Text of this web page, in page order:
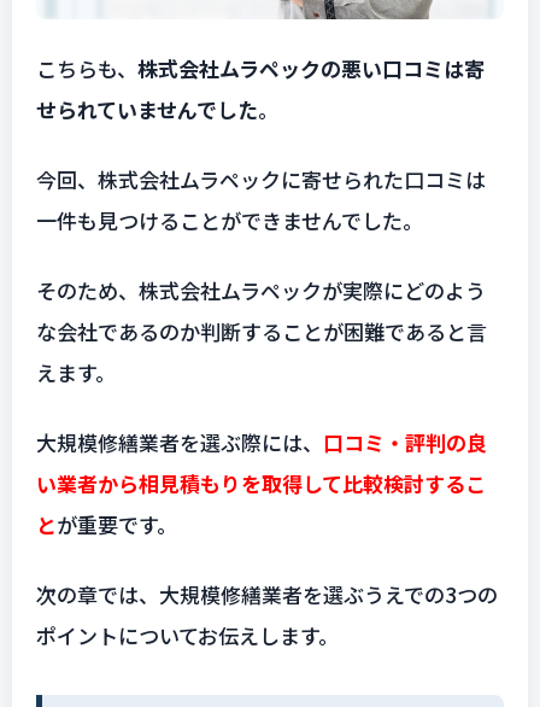
こちらも、 株式会社ムラペックの悪い口コミは寄
せられていませんでした。
今回、株式会社ムラペックに寄せられた口コミは
一件も見つけることができませんでした。
そのため、株式会社ムラペックが実際にどのよう
な会社であるのか判断することが困難であると言
えます。
大規模修繕業者を選ぶ際には、 口コミ・評判の良
い業者から相見積もりを取得して比較検討するこ
とが重要です。
次の章では、大規模修繕業者を選ぶうえでの3つの
ポイントについてお伝えします。